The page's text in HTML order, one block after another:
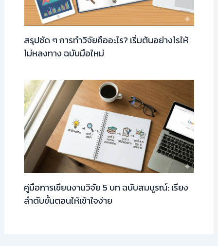
สรุปชัด ๆ การทำวิจัยคืออะไร? เริ่มต้นอย่างไรให้
ไม่หลงทาง ฉบับมือใหม่
คู่มือการเขียนงานวิจัย 5 บท ฉบับสมบูรณ์: เรียง
ลำดับขั้นตอนให้เข้าใจง่าย